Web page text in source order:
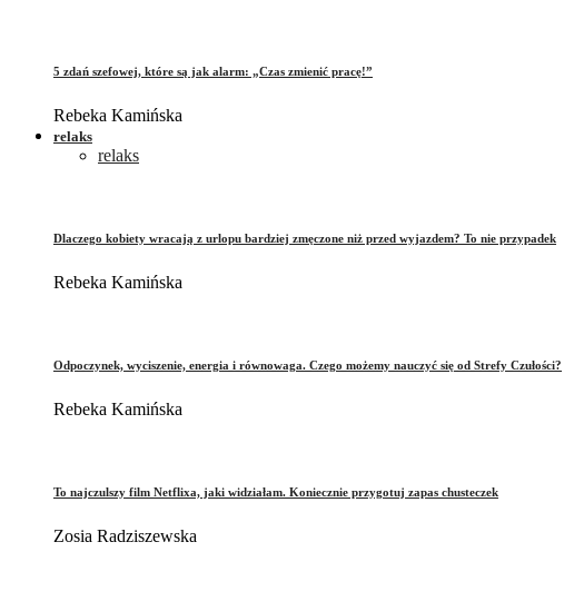
5 zdań szefowej, które są jak alarm: „Czas zmienić pracę!”
Rebeka Kamińska
relaks
relaks
Dlaczego kobiety wracają z urlopu bardziej zmęczone niż przed wyjazdem? To nie przypadek
Rebeka Kamińska
Odpoczynek, wyciszenie, energia i równowaga. Czego możemy nauczyć się od Strefy Czułości?
Rebeka Kamińska
To najczulszy film Netflixa, jaki widziałam. Koniecznie przygotuj zapas chusteczek
Zosia Radziszewska